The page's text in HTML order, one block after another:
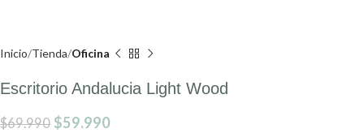
Inicio Tienda Oficina
Escritorio Andalucia Light Wood
$69.990 $59.990